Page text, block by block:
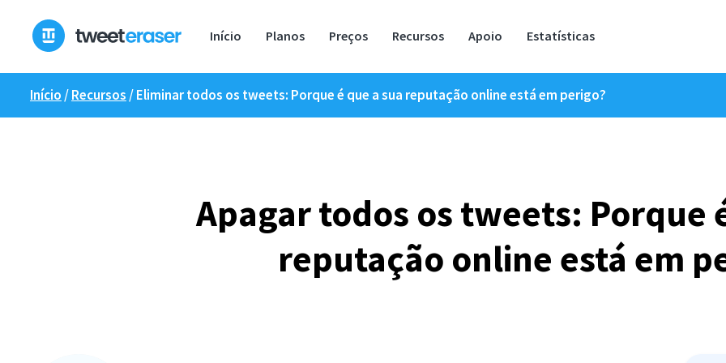
conteúdo
Início Planos Preços Recursos Apoio Estatísticas
Início /Recursos /Eliminar todos os tweets: Porque é que a sua reputação online está em perigo?
Apagar todos os tweets: Porque
reputação online está em